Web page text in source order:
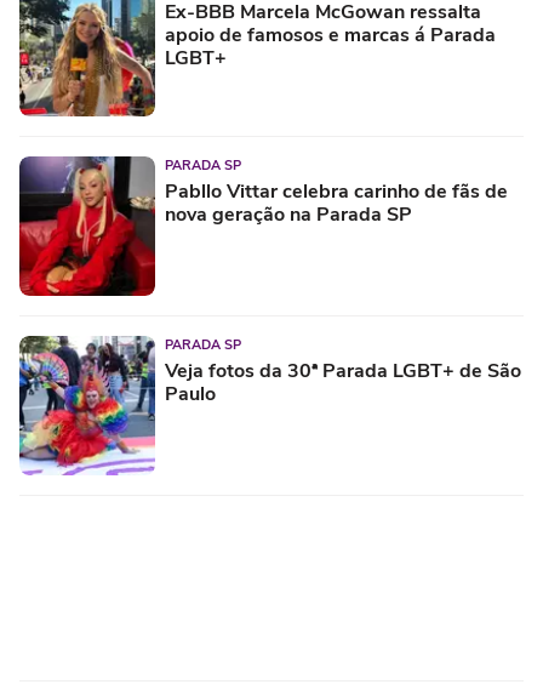
Ex-BBB Marcela McGowan ressalta
apoio de famosos e marcas á Parada
LGBT+
PARADA SP
Pabllo Vittar celebra carinho de fãs de
nova geração na Parada SP
PARADA SP
Veja fotos da 30ª Parada LGBT+ de São
Paulo